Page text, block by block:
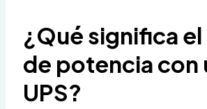
¿Qué significa
de potencia con
UPS?